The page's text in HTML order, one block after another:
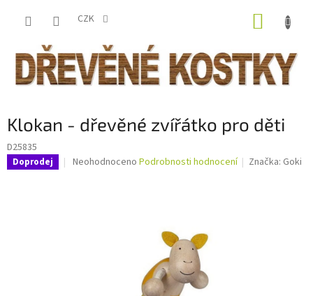
CZK
Klokan - dřevěné zvířátko pro děti
D25835
Doprodej
Průměrné
Neohodnoceno Podrobnosti hodnocení Značka: Goki